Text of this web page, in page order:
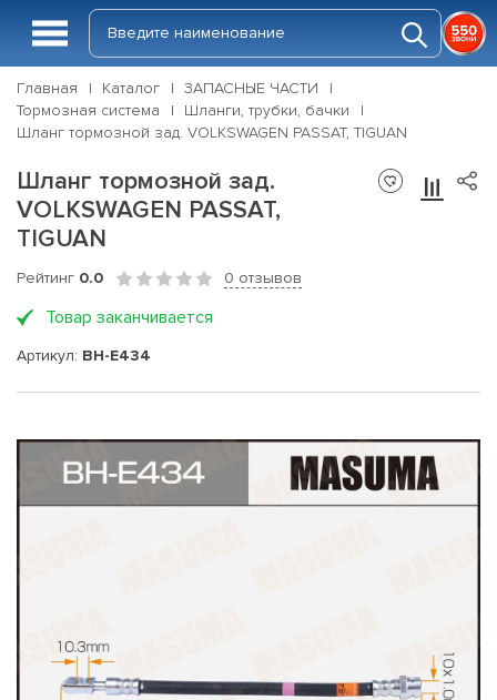
Главная Каталог
ЗАПАСНЫЕ ЧАСТИ
Тормозная система
Шланги, трубки, бачки
Шланг тормозной зад. VOLKSWAGEN PASSAT, TIGUAN
Шланг тормозной зад.
VOLKSWAGEN PASSAT,
TIGUAN
Рейтинг 0.0 0 отзывов
Товар заканчивается
Артикул: BH-E434